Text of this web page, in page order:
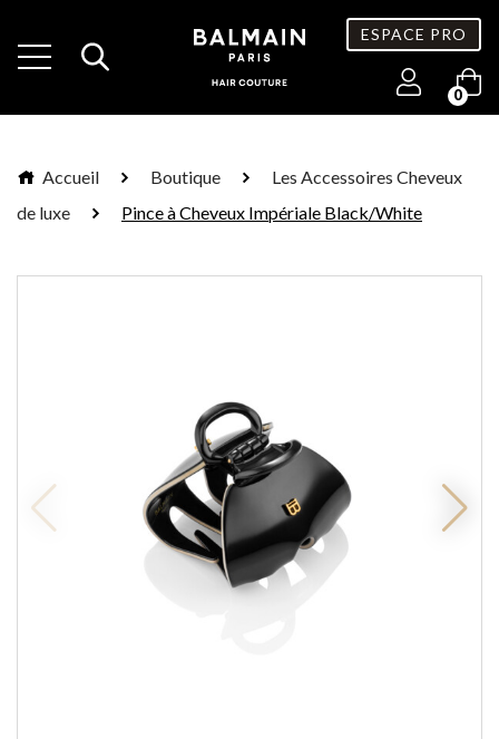
ESPACE PRO
0
Accueil Boutique
Les Accessoires Cheveux
de luxe
Pince à Cheveux Impériale Black/White